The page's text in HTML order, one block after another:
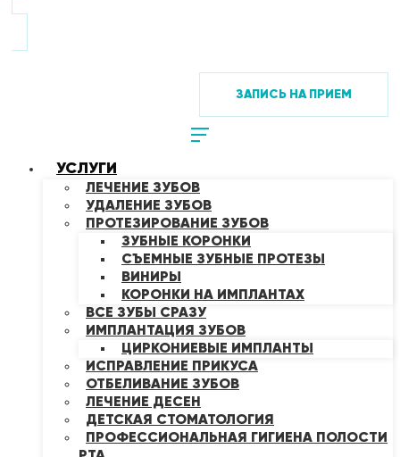
ЗАПИСЬ НА ПРИЕМ
УСЛУГИ
ЛЕЧЕНИЕ ЗУБОВ
УДАЛЕНИЕ ЗУБОВ
ПРОТЕЗИРОВАНИЕ ЗУБОВ
ЗУБНЫЕ КОРОНКИ
СЪЕМНЫЕ ЗУБНЫЕ ПРОТЕЗЫ
ВИНИРЫ
КОРОНКИ НА ИМПЛАНТАХ
ВСЕ ЗУБЫ СРАЗУ
ИМПЛАНТАЦИЯ ЗУБОВ
ЦИРКОНИЕВЫЕ ИМПЛАНТЫ
ИСПРАВЛЕНИЕ ПРИКУСА
ОТБЕЛИВАНИЕ ЗУБОВ
ЛЕЧЕНИЕ ДЕСЕН
ДЕТСКАЯ СТОМАТОЛОГИЯ
ПРОФЕССИОНАЛЬНАЯ ГИГИЕНА ПОЛОСТИ